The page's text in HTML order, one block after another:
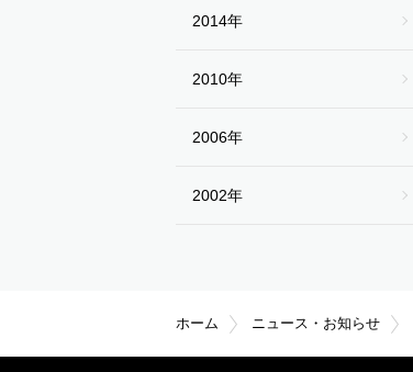
2014年
2010年
2006年
2002年
ホーム ニュース・お知らせ